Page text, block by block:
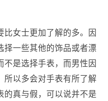
比女士更加了解的多。因
择一些其他的饰品或者漂
不是选择手表，而男性因
所以多会对手表有所了解
的真与假，可以说并不是